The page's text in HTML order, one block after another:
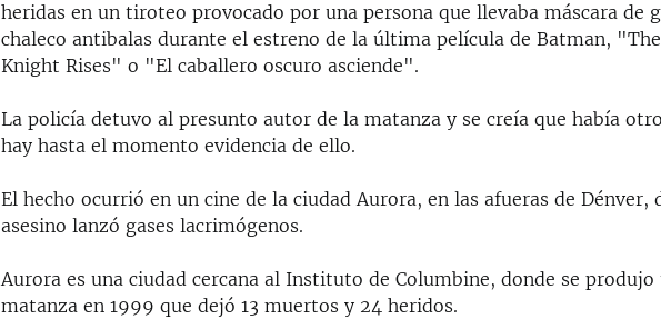
heridas en un tiroteo provocado por una persona que llevaba máscara de
chaleco antibalas durante el estreno de la última película de Batman,
Knight Rises" o "El caballero oscuro asciende".
La policía detuvo al presunto autor de la matanza y se creía que había
hay hasta el momento evidencia de ello.
El hecho ocurrió en un cine de la ciudad Aurora, en las afueras de Dénver,
asesino lanzó gases lacrimógenos.
Aurora es una ciudad cercana al Instituto de Columbine, donde se produjo
matanza en 1999 que dejó 13 muertos y 24 heridos.